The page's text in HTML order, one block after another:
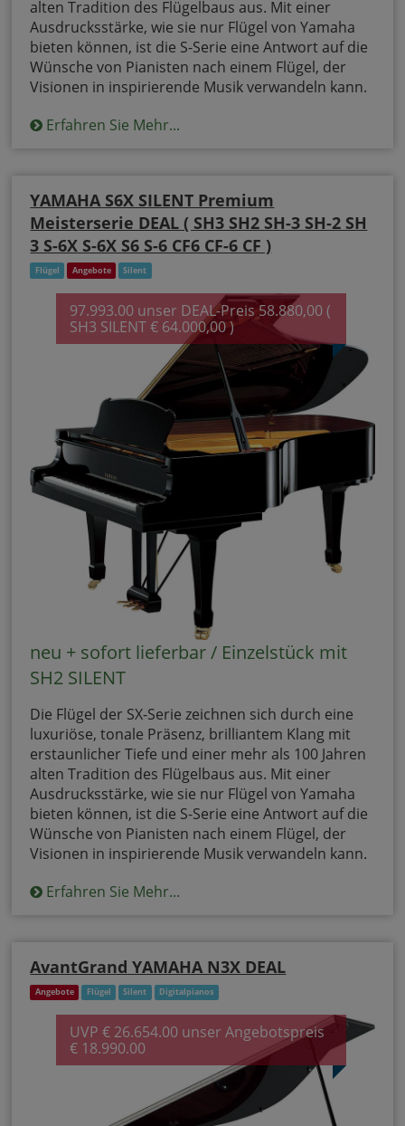
alten Tradition des Flügelbaus aus. Mit einer
Ausdrucksstärke, wie sie nur Flügel von Yamaha
bieten können, ist die S-Serie eine Antwort auf die
Wünsche von Pianisten nach einem Flügel, der
Visionen in inspirierende Musik verwandeln kann.
Erfahren Sie Mehr...
YAMAHA S6X SILENT Premium
Meisterserie DEAL ( SH3 SH2 SH-3 SH-2 SH
3 S-6X S-6X S6 S-6 CF6 CF-6 CF )
Flügel Angebote Silent
97.993.00 unser DEAL-Preis 58.880,00 (
SH3 SILENT € 64.000,00 )
neu + sofort lieferbar / Einzelstück mit
SH2 SILENT
Die Flügel der SX-Serie zeichnen sich durch eine
luxuriöse, tonale Präsenz, brilliantem Klang mit
erstaunlicher Tiefe und einer mehr als 100 Jahren
alten Tradition des Flügelbaus aus. Mit einer
Ausdrucksstärke, wie sie nur Flügel von Yamaha
bieten können, ist die S-Serie eine Antwort auf die
Wünsche von Pianisten nach einem Flügel, der
Visionen in inspirierende Musik verwandeln kann.
Erfahren Sie Mehr...
AvantGrand YAMAHA N3X DEAL
Angebote Flügel Silent Digitalpianos
UVP € 26.654.00 unser Angebotspreis
€ 18.990.00